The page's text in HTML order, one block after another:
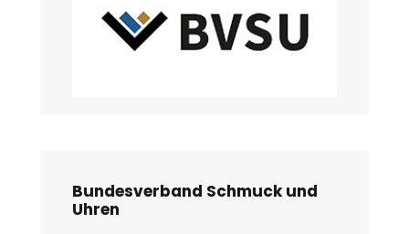
Bundesverband Schmuck und
Uhren